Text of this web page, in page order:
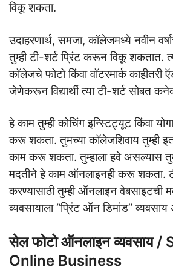
विकू शकता.
उदाहरणार्थ, समजा, कॉलेजमध्ये नवीन
तुम्ही टी-शर्ट प्रिंट करून विकू शकतात.
कॉलेजचे फोटो किंवा वॉटरमार्क
जेणेकरून विद्यार्थी त्या टी-शर्ट सोबत
हे काम तुम्ही कोचिंग इन्स्टिट्यूट किंवा
करू शकता. तुमच्या कॉलेजशिवाय तुम्ही
काम करू शकता. तुम्हाला हवे असल्यास
मदतीने हे काम ऑनलाइनही करू शकता.
करण्यासाठी तुम्ही ऑनलाइन
व्यवसायाला “प्रिंट ऑन डिमांड”
सेल फोटो ऑनलाइन व्यवसाय /
Online Business